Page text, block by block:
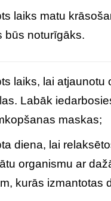
laiks matu
būs noturīgāks.
laiks, lai atjaunotu
Labāk
maskas;
diena, lai
organismu ar
kurās izmantotas